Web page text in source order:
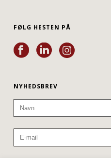
FØLG HESTEN PÅ
NYHEDSBREV